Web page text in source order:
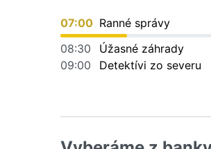
07:00 Ranné správy
08:30
Úžasné záhrady
09:00
Detektívi zo severu